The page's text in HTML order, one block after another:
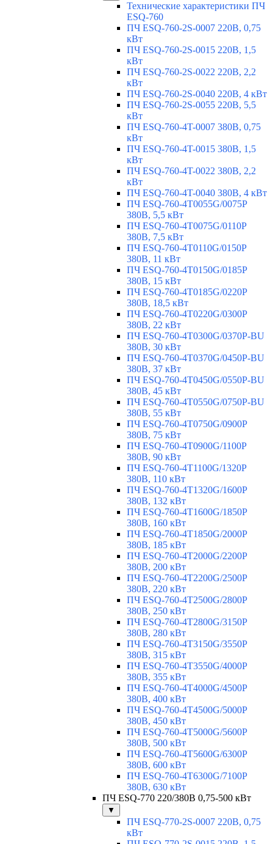
Технические характеристики ПЧ
ESQ-760
ПЧ ESQ-760-2S-0007 220В, 0,75
кВт
ПЧ ESQ-760-2S-0015 220В, 1,5
кВт
ПЧ ESQ-760-2S-0022 220В, 2,2
кВт
ПЧ ESQ-760-2S-0040 220В, 4 кВт
ПЧ ESQ-760-2S-0055 220В, 5,5
кВт
ПЧ ESQ-760-4T-0007 380В, 0,75
кВт
ПЧ ESQ-760-4T-0015 380В, 1,5
кВт
ПЧ ESQ-760-4T-0022 380В, 2,2
кВт
ПЧ ESQ-760-4T-0040 380В, 4 кВт
ПЧ ESQ-760-4T0055G/0075P
380В, 5,5 кВт
ПЧ ESQ-760-4T0075G/0110P
380В, 7,5 кВт
ПЧ ESQ-760-4T0110G/0150P
380В, 11 кВт
ПЧ ESQ-760-4T0150G/0185P
380В, 15 кВт
ПЧ ESQ-760-4T0185G/0220P
380В, 18,5 кВт
ПЧ ESQ-760-4T0220G/0300P
380В, 22 кВт
ПЧ ESQ-760-4T0300G/0370P-BU
380В, 30 кВт
ПЧ ESQ-760-4T0370G/0450P-BU
380В, 37 кВт
ПЧ ESQ-760-4T0450G/0550P-BU
380В, 45 кВт
ПЧ ESQ-760-4T0550G/0750P-BU
380В, 55 кВт
ПЧ ESQ-760-4T0750G/0900P
380В, 75 кВт
ПЧ ESQ-760-4T0900G/1100P
380В, 90 кВт
ПЧ ESQ-760-4T1100G/1320P
380В, 110 кВт
ПЧ ESQ-760-4T1320G/1600P
380В, 132 кВт
ПЧ ESQ-760-4T1600G/1850P
380В, 160 кВт
ПЧ ESQ-760-4T1850G/2000P
380В, 185 кВт
ПЧ ESQ-760-4T2000G/2200P
380В, 200 кВт
ПЧ ESQ-760-4T2200G/2500P
380В, 220 кВт
ПЧ ESQ-760-4T2500G/2800P
380В, 250 кВт
ПЧ ESQ-760-4T2800G/3150P
380В, 280 кВт
ПЧ ESQ-760-4T3150G/3550P
380В, 315 кВт
ПЧ ESQ-760-4T3550G/4000P
380В, 355 кВт
ПЧ ESQ-760-4T4000G/4500P
380В, 400 кВт
ПЧ ESQ-760-4T4500G/5000P
380В, 450 кВт
ПЧ ESQ-760-4T5000G/5600P
380В, 500 кВт
ПЧ ESQ-760-4T5600G/6300P
380В, 600 кВт
ПЧ ESQ-760-4T6300G/7100P
380В, 630 кВт
ПЧ ESQ-770 220/380В 0,75-500 кВт
▼
ПЧ ESQ-770-2S-0007 220В, 0,75
кВт